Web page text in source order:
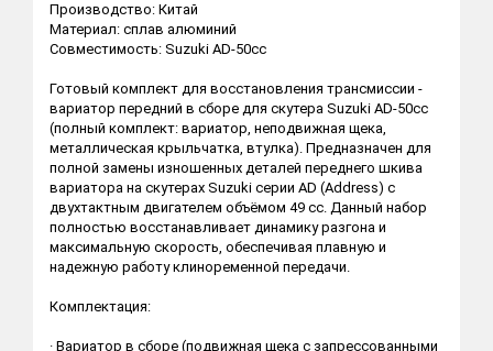
Производство: Китай
Материал: сплав алюминий
Совместимость: Suzuki AD-50cc
Готовый комплект для восстановления трансмиссии -
вариатор передний в сборе для скутера Suzuki AD-50cc
(полный комплект: вариатор, неподвижная щека,
металлическая крыльчатка, втулка). Предназначен для
полной замены изношенных деталей переднего шкива
вариатора на скутерах Suzuki серии AD (Address) с
двухтактным двигателем объёмом 49 сс. Данный набор
полностью восстанавливает динамику разгона и
максимальную скорость, обеспечивая плавную и
надежную работу клиноременной передачи.
Комплектация:
· Вариатор в сборе (подвижная щека с запрессованными